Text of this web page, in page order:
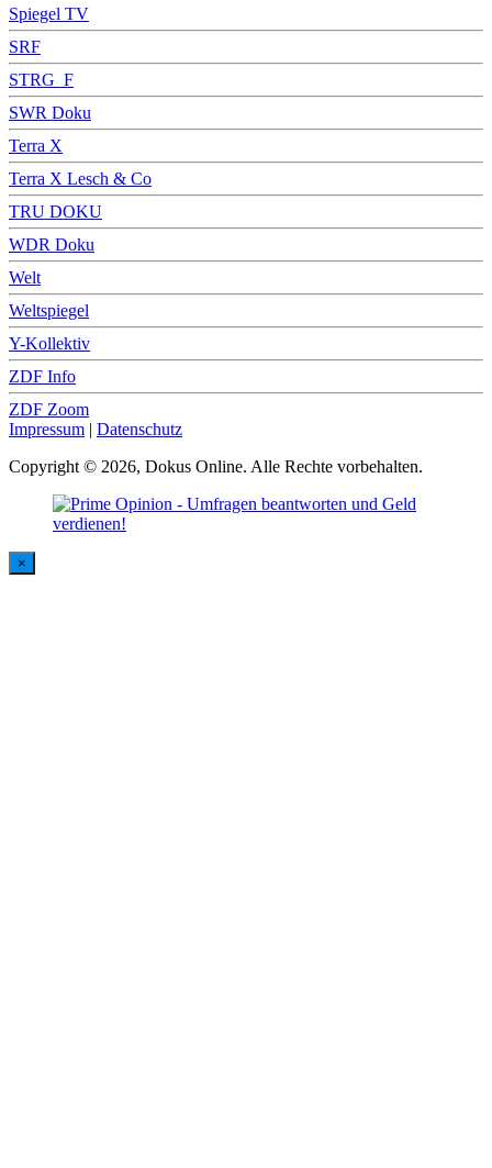
Spiegel TV
SRF
STRG_F
SWR Doku
Terra X
Terra X Lesch & Co
TRU DOKU
WDR Doku
Welt
Weltspiegel
Y-Kollektiv
ZDF Info
ZDF Zoom
Impressum | Datenschutz
Copyright © 2026, Dokus Online. Alle Rechte vorbehalten.
×